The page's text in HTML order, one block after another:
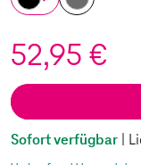
52,95 €
Sofort verfügbar |